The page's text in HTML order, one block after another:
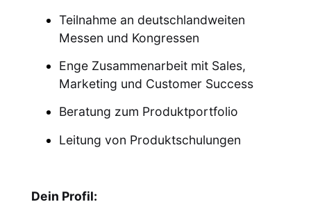
Teilnahme an deutschlandweiten
Messen und Kongressen
Enge Zusammenarbeit mit Sales,
Marketing und Customer Success
Beratung zum Produktportfolio
Leitung von Produktschulungen
Dein Profil: